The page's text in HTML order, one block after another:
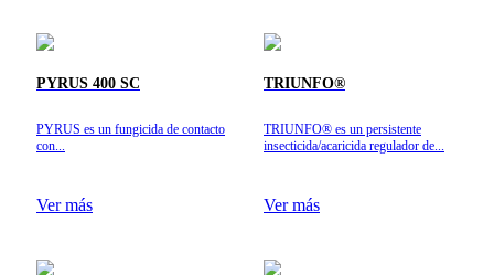
PYRUS 400 SC
PYRUS es un fungicida de contacto
con...
Ver más
TRIUNFO®
TRIUNFO® es un persistente
insecticida/acaricida regulador de...
Ver más